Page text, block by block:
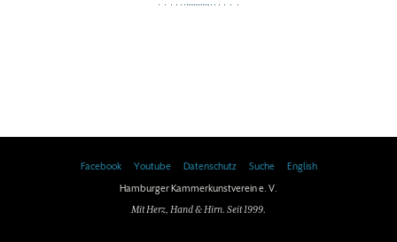
Facebook Youtube Datenschutz Suche
English
Hamburger Kammerkunstverein e. V.
Mit Herz, Hand & Hirn. Seit 1999.